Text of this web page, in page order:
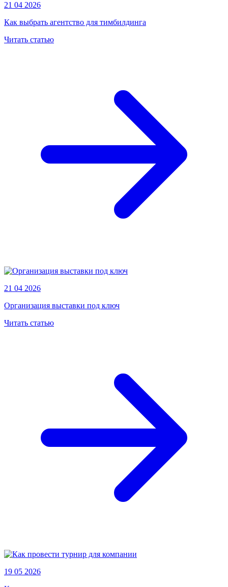
21 04 2026
Как выбрать агентство для тимбилдинга
Читать статью
21 04 2026
Организация выставки под ключ
Читать статью
19 05 2026